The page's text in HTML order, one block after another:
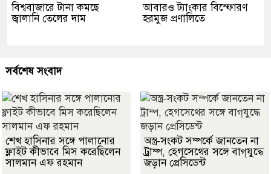
বিশ্ববাজারে টানা কমছে
জ্বালানি তেলের দাম
আবারও ট্যাংকার বিস্ফোরণ
হরমুজ প্রণালিতে
সর্বশেষ সংবাদ
শেখ হাসিনার সঙ্গে পালানোর
ফ্লাইট কীভাবে মিস করেছিলেন
সালমান এফ রহমান
অস্ত্র-সংকট সম্পর্কে জানতেন না
ট্রাম্প, হেগসেথের সঙ্গে বাগ্‌যুদ্ধে
জড়ান প্রেসিডেন্ট